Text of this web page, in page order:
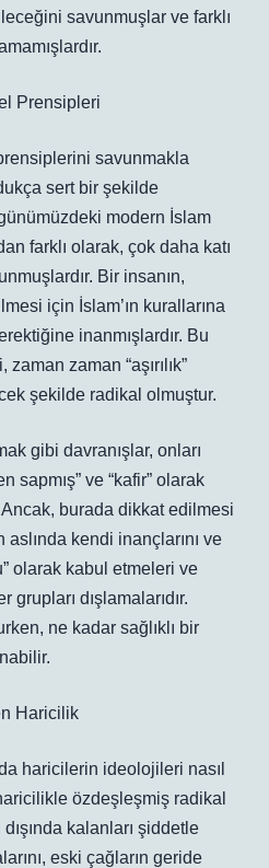
savunmuşlar ve farklı
Prensipleri
savunmakla
sert bir şekilde
modern İslam
farklı olarak, çok daha katı
Bir insanın,
için İslam’ın kurallarına
inanmışlardır. Bu
zaman “aşırılık”
şekilde radikal olmuştur.
gibi davranışlar, onları
sapmış” ve “kafir” olarak
Ancak, burada dikkat edilmesi
kendi inançlarını ve
olarak kabul etmeleri ve
dışlamalarıdır.
ne kadar sağlıklı bir
Haricilik
haricilerin ideolojileri nasıl
özdeşleşmiş radikal
kalanları şiddetle
eski çağların geride